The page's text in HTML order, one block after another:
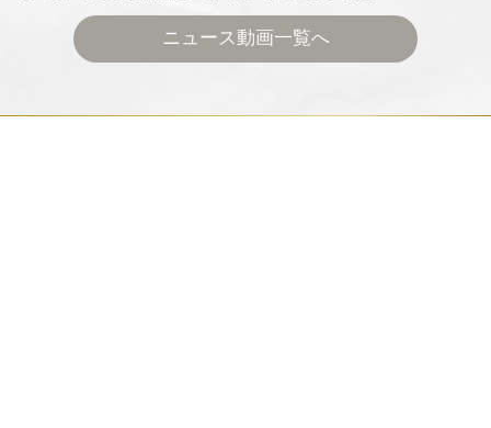
ニュース動画一覧へ